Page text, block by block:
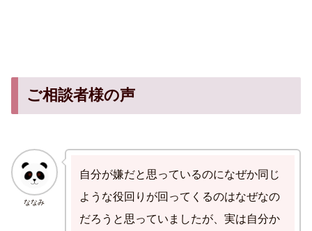
ご相談者様の声
ななみ
自分が嫌だと思っているのになぜか同じ
ような役回りが回ってくるのはなぜなの
だろうと思っていましたが、実は自分か